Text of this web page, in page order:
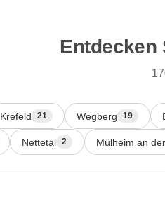
Entdecken
Krefeld 21 Wegberg 19
Nettetal 2 Mülheim an